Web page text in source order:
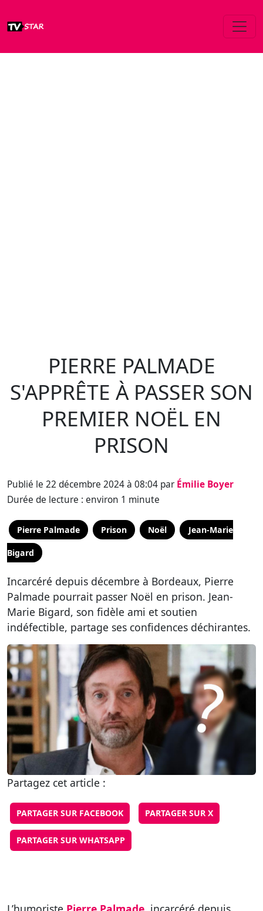
PIERRE PALMADE
S'APPRÊTE À PASSER SON
PREMIER NOËL EN
PRISON
Publié le 22 décembre 2024 à 08:04 par Émilie Boyer
Durée de lecture : environ 1 minute
Pierre Palmade Prison Noël Jean-Marie
Bigard
Incarcéré depuis décembre à Bordeaux, Pierre
Palmade pourrait passer Noël en prison. Jean-
Marie Bigard, son fidèle ami et soutien
indéfectible, partage ses confidences déchirantes.
Partagez cet article :
PARTAGER SUR FACEBOOK PARTAGER SUR X
PARTAGER SUR WHATSAPP